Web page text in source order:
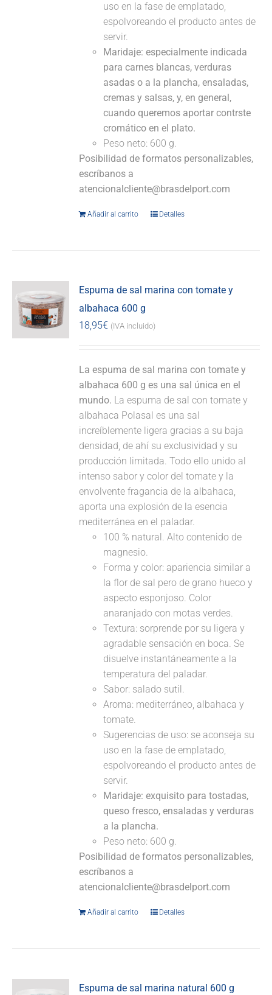
uso en la fase de emplatado,
espolvoreando el producto antes de
servir.
Maridaje: especialmente indicada
para carnes blancas, verduras
asadas o a la plancha, ensaladas,
cremas y salsas, y, en general,
cuando queremos aportar contrste
cromático en el plato.
Peso neto: 600 g.
Posibilidad de formatos personalizables,
escríbanos a
atencionalcliente@brasdelport.com
Añadir al carrito Detalles
Espuma de sal marina con tomate y
albahaca 600 g
18,95€ (IVA incluido)
La espuma de sal marina con tomate y
albahaca 600 g es una sal única en el
mundo. La espuma de sal con tomate y
albahaca Polasal es una sal
increíblemente ligera gracias a su baja
densidad, de ahí su exclusividad y su
producción limitada. Todo ello unido al
intenso sabor y color del tomate y la
envolvente fragancia de la albahaca,
aporta una explosión de la esencia
mediterránea en el paladar.
100 % natural. Alto contenido de
magnesio.
Forma y color: apariencia similar a
la flor de sal pero de grano hueco y
aspecto esponjoso. Color
anaranjado con motas verdes.
Textura: sorprende por su ligera y
agradable sensación en boca. Se
disuelve instantáneamente a la
temperatura del paladar.
Sabor: salado sutil.
Aroma: mediterráneo, albahaca y
tomate.
Sugerencias de uso: se aconseja su
uso en la fase de emplatado,
espolvoreando el producto antes de
servir.
Maridaje: exquisito para tostadas,
queso fresco, ensaladas y verduras
a la plancha.
Peso neto: 600 g.
Posibilidad de formatos personalizables,
escríbanos a
atencionalcliente@brasdelport.com
Añadir al carrito Detalles
Espuma de sal marina natural 600 g